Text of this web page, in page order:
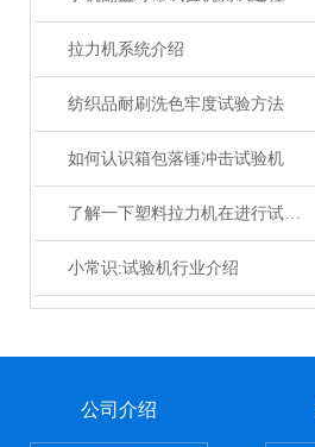
拉力机系统介绍
纺织品耐刷洗色牢度试验方法
如何认识箱包落锤冲击试验机
了解一下塑料拉力机在进行试验时需要注意的事项
小常识:试验机行业介绍
公司介绍